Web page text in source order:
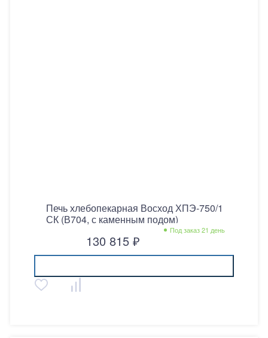
Печь хлебопекарная Восход ХПЭ-750/1
СК (В704, с каменным подом)
Под заказ 21 день
130 815 ₽